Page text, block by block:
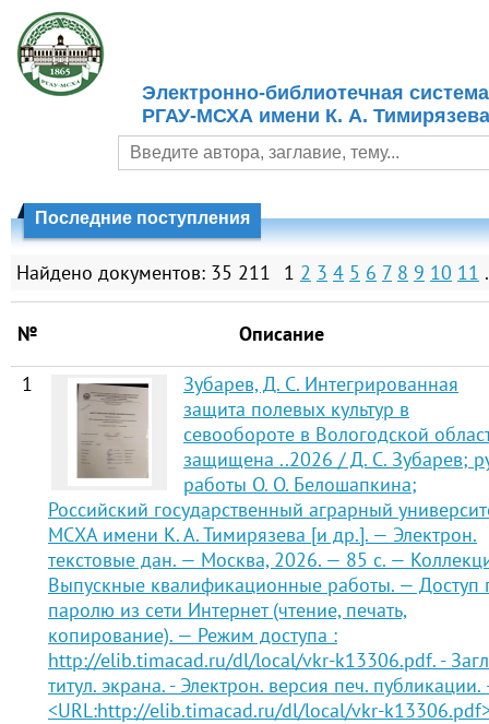
Электронно-библиотечная система
РГАУ-МСХА имени К. А. Тимирязева
Последние поступления
Найдено документов: 35 211 1 2 3 4 5 6 7 8 9 10 11
№
Описание
1
Зубарев, Д. С. Интегрированная
защита полевых культур в
севообороте в Вологодской
защищена ..2026 / Д. С. Зубарев;
работы О. О. Белошапкина;
Российский государственный аграрный
МСХА имени К. А. Тимирязева [и др.]. — Электрон.
текстовые дан. — Москва, 2026. — 85 с. —
Выпускные квалификационные работы. — Доступ
паролю из сети Интернет (чтение, печать,
копирование). — Режим доступа :
http://elib.timacad.ru/dl/local/vkr-k13306.pdf. -
титул. экрана. - Электрон. версия печ.
<URL:http://elib.timacad.ru/dl/local/vkr-